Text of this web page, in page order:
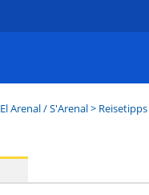
El Arenal / S'Arenal> Reisetipps